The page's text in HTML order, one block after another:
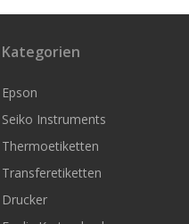
Kategorien
Epson
Seiko Instruments
Thermoetiketten
Transferetiketten
Drucker